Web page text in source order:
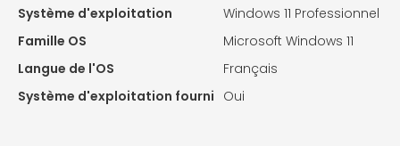
Système d'exploitation
Windows 11 Professionnel
Famille OS
Microsoft Windows 11
Langue de l'OS
Français
Système d'exploitation fourni Oui